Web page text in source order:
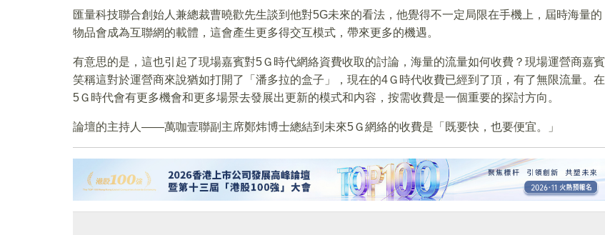
匯量科技聯合創始人兼總裁曹曉歡先生談到他對5G未來的看法，他覺得不一定局限在手機上，屆時海量的
物品會成為互聯網的載體，這會產生更多得交互模式，帶來更多的機遇。
有意思的是，這也引起了現場嘉賓對5Ｇ時代網絡資費收取的討論，海量的流量如何收費？現場運營商嘉賓
笑稱這對於運營商來說猶如打開了「潘多拉的盒子」，現在的4Ｇ時代收費已經到了頂，有了無限流量。在
5Ｇ時代會有更多機會和更多場景去發展出更新的模式和内容，按需收費是一個重要的探討方向。
論壇的主持人——萬咖壹聯副主席鄭炜博士總結到未來5Ｇ網絡的收費是「既要快，也要便宜。」